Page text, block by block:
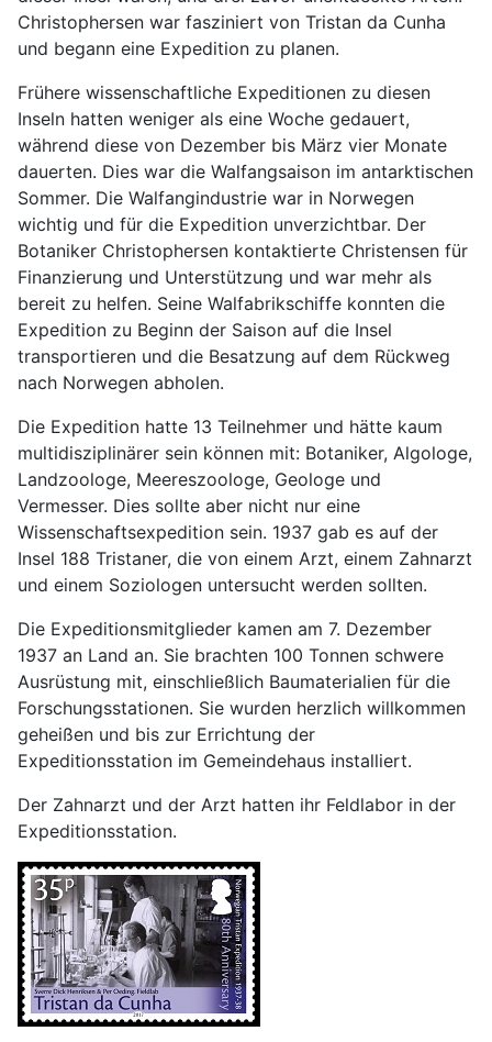
Christophersen war fasziniert von Tristan da Cunha
und begann eine Expedition zu planen.
Frühere wissenschaftliche Expeditionen zu diesen
Inseln hatten weniger als eine Woche gedauert,
während diese von Dezember bis März vier Monate
dauerten. Dies war die Walfangsaison im antarktischen
Sommer. Die Walfangindustrie war in Norwegen
wichtig und für die Expedition unverzichtbar. Der
Botaniker Christophersen kontaktierte Christensen für
Finanzierung und Unterstützung und war mehr als
bereit zu helfen. Seine Walfabrikschiffe konnten die
Expedition zu Beginn der Saison auf die Insel
transportieren und die Besatzung auf dem Rückweg
nach Norwegen abholen.
Die Expedition hatte 13 Teilnehmer und hätte kaum
multidisziplinärer sein können mit: Botaniker, Algologe,
Landzoologe, Meereszoologe, Geologe und
Vermesser. Dies sollte aber nicht nur eine
Wissenschaftsexpedition sein. 1937 gab es auf der
Insel 188 Tristaner, die von einem Arzt, einem Zahnarzt
und einem Soziologen untersucht werden sollten.
Die Expeditionsmitglieder kamen am 7. Dezember
1937 an Land an. Sie brachten 100 Tonnen schwere
Ausrüstung mit, einschließlich Baumaterialien für die
Forschungsstationen. Sie wurden herzlich willkommen
geheißen und bis zur Errichtung der
Expeditionsstation im Gemeindehaus installiert.
Der Zahnarzt und der Arzt hatten ihr Feldlabor in der
Expeditionsstation.